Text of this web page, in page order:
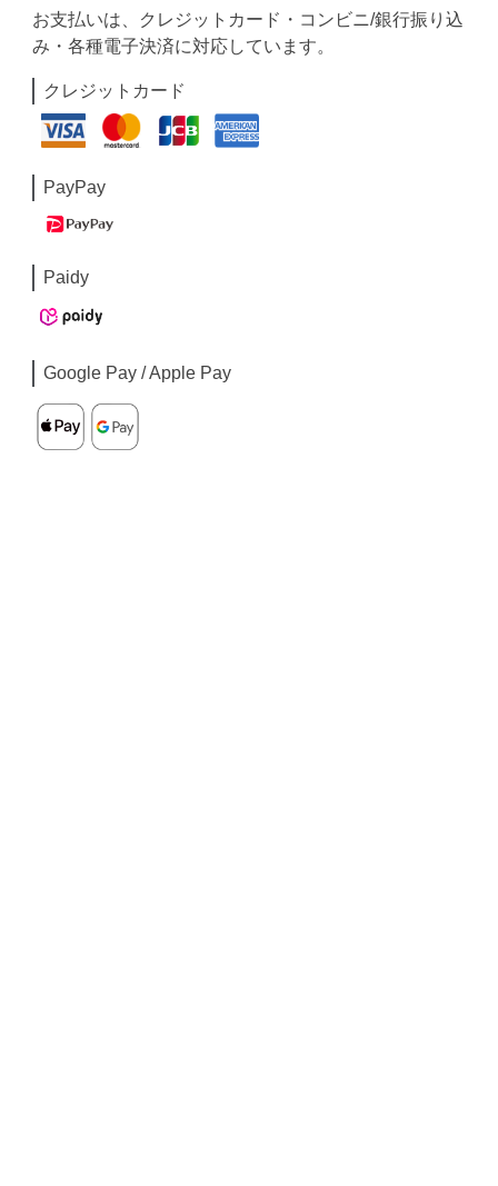
お支払いは、クレジットカード・コンビニ/銀行振り込
み・各種電子決済に対応しています。
クレジットカード
PayPay
Paidy
Google Pay / Apple Pay